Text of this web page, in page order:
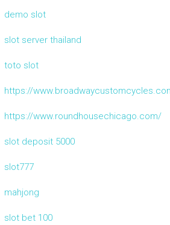
demo slot
slot server thailand
toto slot
https://
https://www.roundhousechicago.com/
slot deposit 5000
slot777
mahjong
slot bet 100